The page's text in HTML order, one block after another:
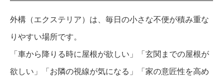
外構（エクステリア）は、毎日の小さな不便が積み重な
りやすい場所です。
「車から降りる時に屋根が欲しい」「玄関までの屋根が
欲しい」「お隣の視線が気になる」「家の意匠性を高め